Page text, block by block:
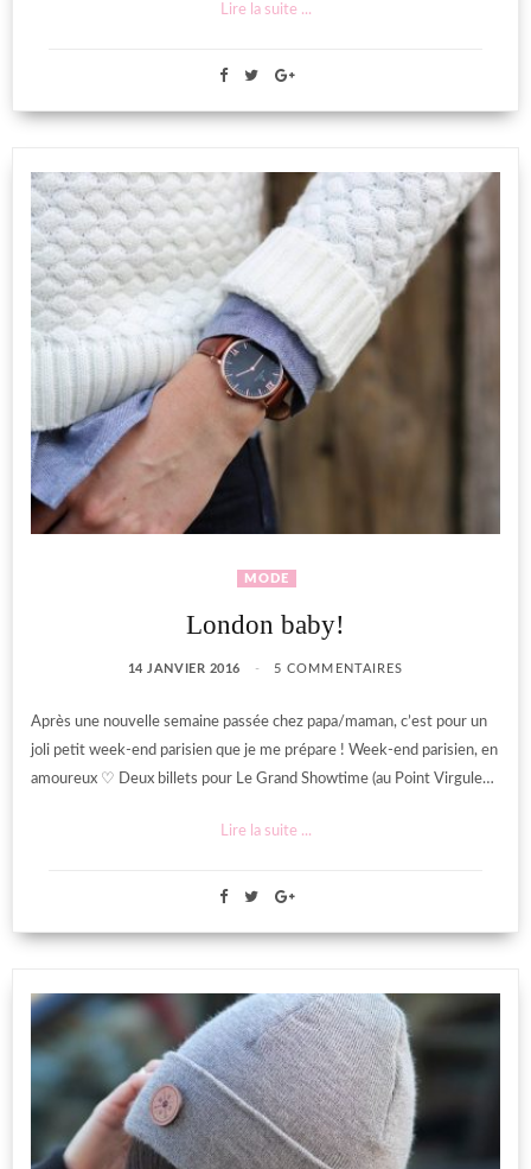
Lire la suite ...
MODE
London baby!
14 JANVIER 2016 5 COMMENTAIRES
Après une nouvelle semaine passée chez papa/maman, c’est pour un
joli petit week-end parisien que je me prépare ! Week-end parisien, en
amoureux ♡ Deux billets pour Le Grand Showtime (au Point Virgule…
Lire la suite ...